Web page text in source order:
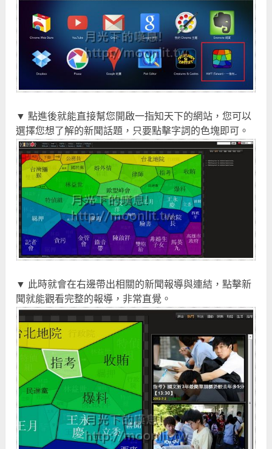
▼ 點進後就能直接幫您開啟一指知天下的網站，您可以
選擇您想了解的新聞話題，只要點擊字詞的色塊即可。
▼ 此時就會在右邊帶出相關的新聞報導與連結，點擊新
聞就能觀看完整的報導，非常直覺。